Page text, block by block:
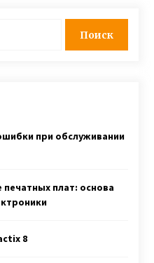
при обслуживании
плат: основа
8